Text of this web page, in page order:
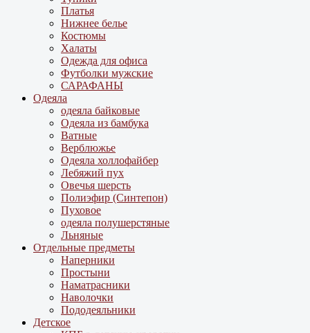
Платья
Нижнее белье
Костюмы
Халаты
Одежда для офиса
Футболки мужские
САРАФАНЫ
Одеяла
одеяла байковые
Одеяла из бамбука
Ватные
Верблюжье
Одеяла холлофайбер
Лебяжий пух
Овечья шерсть
Полиэфир (Синтепон)
Пуховое
одеяла полушерстяные
Льняные
Отдельные предметы
Наперники
Простыни
Наматрасники
Наволочки
Пододеяльники
Детское